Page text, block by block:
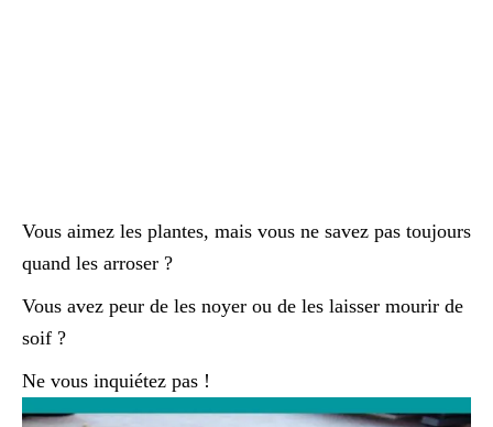
Vous aimez les plantes, mais vous ne savez pas toujours
quand les arroser ?
Vous avez peur de les noyer ou de les laisser mourir de
soif ?
Ne vous inquiétez pas !